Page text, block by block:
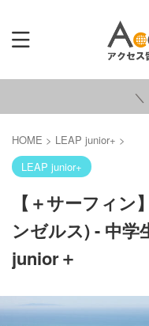
＼ 【
HOME > LEAP junior+ >
LEAP junior+
【＋サーフィ
ンゼルス) - 中学
junior＋